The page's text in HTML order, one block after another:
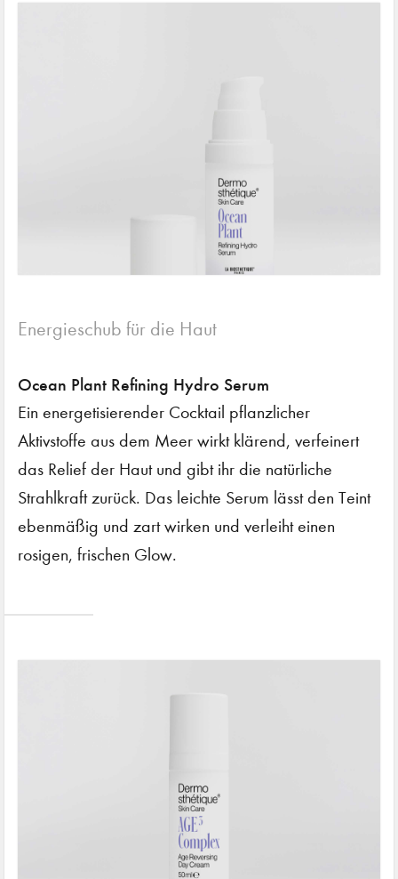
Energieschub für die Haut
Ocean Plant Refining Hydro Serum
Ein energetisierender Cocktail pflanzlicher
Aktivstoffe aus dem Meer wirkt klärend, verfeinert
das Relief der Haut und gibt ihr die natürliche
Strahlkraft zurück. Das leichte Serum lässt den Teint
ebenmäßig und zart wirken und verleiht einen
rosigen, frischen Glow.